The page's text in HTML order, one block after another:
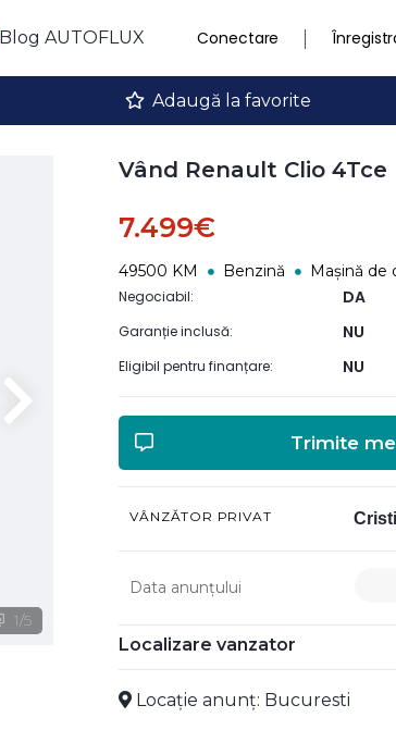
Blog AUTOFLUX Conectare
Adaugă la favorite
1/5
Vând Renault Clio 4Tce
7.499€
49500 KM Benzină Mașină de
Negociabil: DA
Garanție inclusă: NU
Eligibil pentru finanțare: NU
Trimite
VÂNZĂTOR PRIVAT
Data anunțului
Localizare vanzator
Locație anunț: Bucuresti